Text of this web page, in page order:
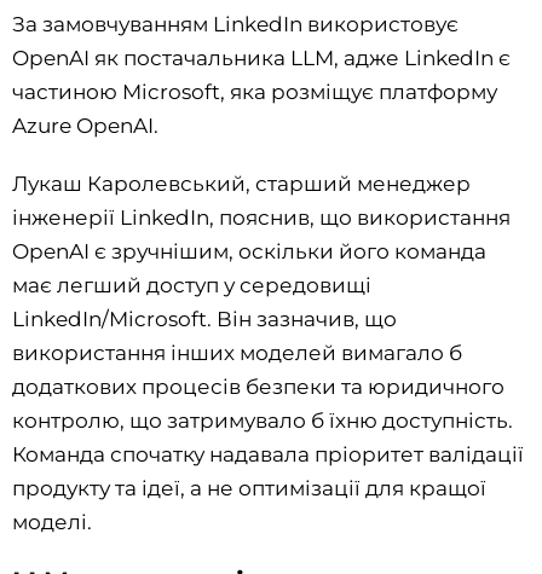
За замовчуванням LinkedIn використовує
OpenAI як постачальника LLM, адже LinkedIn є
частиною Microsoft, яка розміщує платформу
Azure OpenAI.
Лукаш Каролевський, старший менеджер
інженерії LinkedIn, пояснив, що використання
OpenAI є зручнішим, оскільки його команда
має легший доступ у середовищі
LinkedIn/Microsoft. Він зазначив, що
використання інших моделей вимагало б
додаткових процесів безпеки та юридичного
контролю, що затримувало б їхню доступність.
Команда спочатку надавала пріоритет валідації
продукту та ідеї, а не оптимізації для кращої
моделі.